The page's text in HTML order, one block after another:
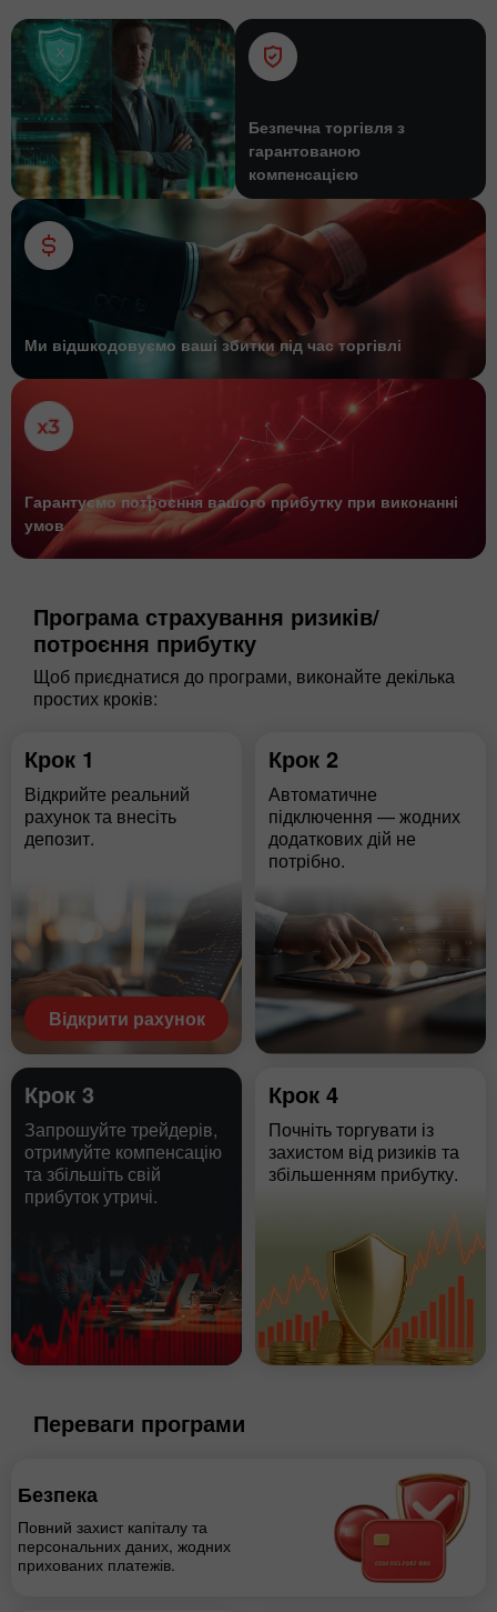
Безпечна торгівля з
гарантованою
компенсацією
Ми відшкодовуємо ваші збитки під час торгівлі
Гарантуємо потроєння вашого прибутку при виконанні
умов
Програма страхування ризиків/
потроєння прибутку
Щоб приєднатися до програми, виконайте декілька
простих кроків:
Крок 1
Відкрийте реальний
рахунок та внесіть
депозит.
Відкрити рахунок
Крок 2
Автоматичне
підключення — жодних
додаткових дій не
потрібно.
Крок 3
Запрошуйте трейдерів,
отримуйте компенсацію
та збільшіть свій
прибуток утричі.
Крок 4
Почніть торгувати із
захистом від ризиків та
збільшенням прибутку.
Переваги програми
Безпека
Повний захист капіталу та
персональних даних, жодних
прихованих платежів.